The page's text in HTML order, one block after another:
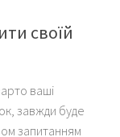
своїй
ваші
завжди буде
запитанням